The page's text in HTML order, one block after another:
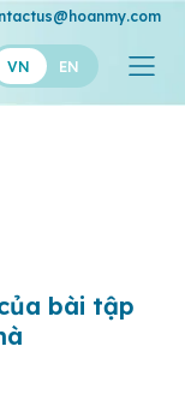
VN EN
bài tập